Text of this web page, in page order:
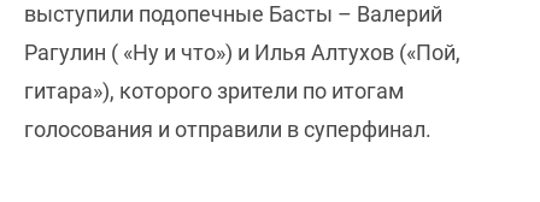
выступили подопечные Басты – Валерий
Рагулин ( «Ну и что») и Илья Алтухов («Пой,
гитара»), которого зрители по итогам
голосования и отправили в суперфинал.